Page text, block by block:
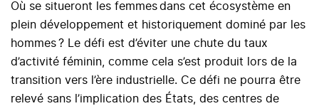
Où se situeront les femmes dans cet écosystème en
plein développement et historiquement dominé par les
hommes ? Le défi est d’éviter une chute du taux
d’activité féminin, comme cela s’est produit lors de la
transition vers l’ère industrielle. Ce défi ne pourra être
relevé sans l’implication des États, des centres de